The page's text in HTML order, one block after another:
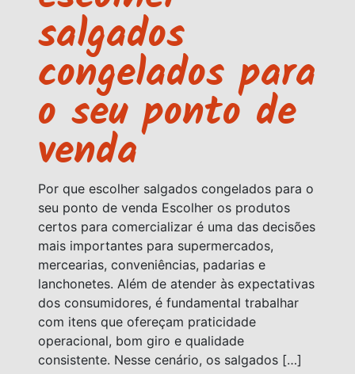
salgados
congelados para
o seu ponto de
venda
Por que escolher salgados congelados para o
seu ponto de venda Escolher os produtos
certos para comercializar é uma das decisões
mais importantes para supermercados,
mercearias, conveniências, padarias e
lanchonetes. Além de atender às expectativas
dos consumidores, é fundamental trabalhar
com itens que ofereçam praticidade
operacional, bom giro e qualidade
consistente. Nesse cenário, os salgados […]